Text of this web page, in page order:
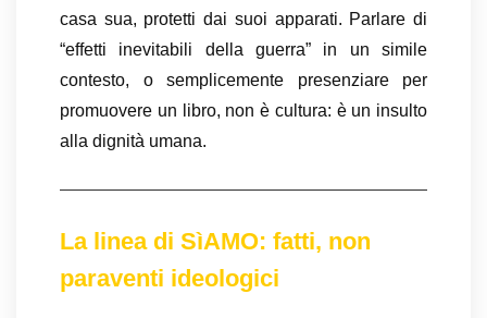
casa sua, protetti dai suoi apparati. Parlare di
“effetti inevitabili della guerra” in un simile
contesto, o semplicemente presenziare per
promuovere un libro, non è cultura: è un insulto
alla dignità umana.
La linea di SìAMO: fatti, non
paraventi ideologici